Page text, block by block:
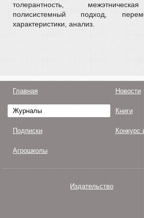
толерантность,
полисистемный подход,
характеристики, анализ.
Главная Новости
Журналы Книги
Подписки
Агрошколы
Издательство